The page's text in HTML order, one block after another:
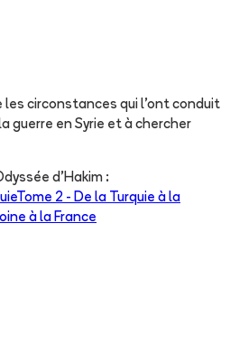
les circonstances qui l'ont conduit
guerre en Syrie et à chercher
d'Hakim :
Tome 2 - De la Turquie à la
à la France